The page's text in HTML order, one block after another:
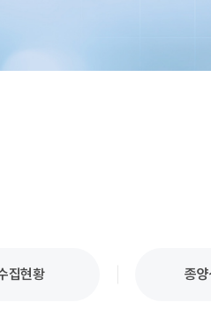
집현황 종